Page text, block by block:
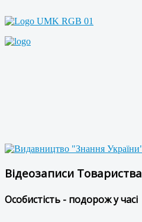
Відеозаписи Товариства
Особистість - подорож у часі